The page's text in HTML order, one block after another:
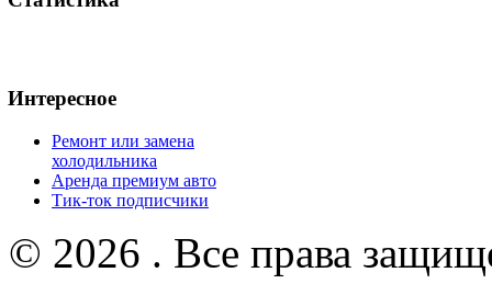
Интересное
Ремонт или замена
холодильника
Аренда премиум авто
Тик-ток подписчики
© 2026 . Все права